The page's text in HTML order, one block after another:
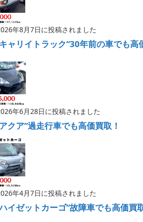
年8月7日に投稿されました
ャリイトラック”30年前の車でも高
年6月28日に投稿されました
クア”過走行車でも高価買取！
年4月7日に投稿されました
イゼットカーゴ”故障車でも高価買